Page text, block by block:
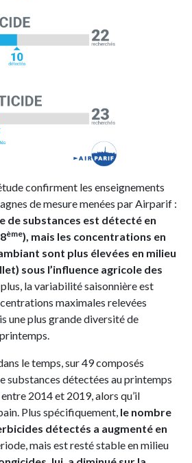
confirment les enseignements
de mesure menées par Airparif :
de substances est détecté en
ème), mais les concentrations en
sont plus élevées en milieu
sous l’influence agricole des
plus, la variabilité saisonnière est
maximales relevées
une plus grande diversité de
le temps, sur 49 composés
substances détectées au printemps
2014 et 2019, alors qu’il
Plus spécifiquement, le nombre
détectés a augmenté en
mais est resté stable en milieu